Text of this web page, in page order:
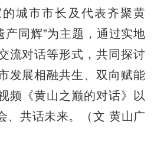
城市市长及代表齐聚黄
产同辉”为主题，通过实地
流对话等形式，共同探讨
发展相融共生、双向赋能
频《黄山之巅的对话》以
、共话未来。（文 黄山广